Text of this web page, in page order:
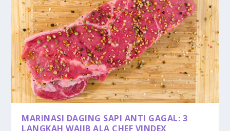
MARINASI DAGING SAPI ANTI GAGAL: 3
LANGKAH WAJIB ALA CHEF VINDEX